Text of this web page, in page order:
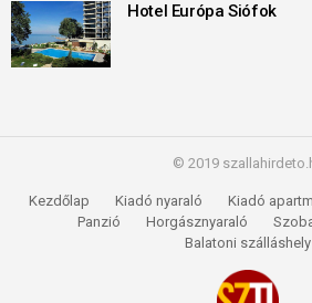
Hotel Európa Siófok
© 2019
Kezdőlap Kiadó nyaraló Kiadó
Panzió
Horgásznyaraló
Balatoni szálláshely